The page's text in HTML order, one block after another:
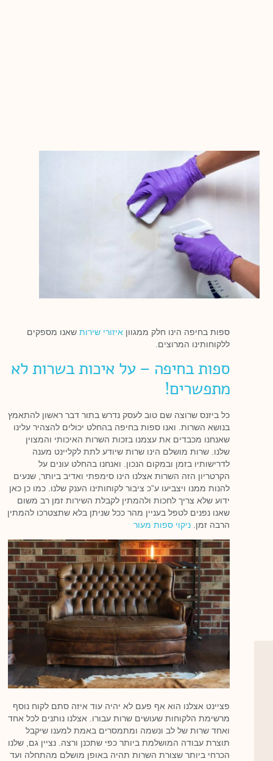
ספות בחיפה הינו חלק ממגוון איזורי שירותשאנו מספקים
ללקוחותינו המרוצים.
ספות בחיפה – על איכות בשרות לא
מתפשרים!
כל ביזנס שרוצה שם טוב לעסק נדרש בתור דבר ראשון להתאמץ
בנושא השרות. ואנו ספות בחיפה בהחלט יכולים להצהיר עלינו
שאנחנו מכבדים את עצמנו בזכות השרות האיכותי והמצוין
שלנו. שרות מושלם הינו שרות שיודע לתת לקליינט מענה
לדרישותיו בזמן ובמקום הנכון. ואנחנו בהחלט עונים על
הקרטריון הזה השרות אצלנו הינו סימפתי ואדיב ביותר, שנעים
להנות ממנו ויצביעו ע”כ ציבור לקוחותינו הענק שלנו. כמו כן כאן
ידוע שלא צריך לחכות ולהמתין לקבלת השירות זמן רב משום
שאנו נפנים לטפל בעניין מהר ככל שניתן בלא שתצטרכו להמתין
הרבה זמן. ניקוי ספות מעור
פציינט אצלנו הוא אף פעם לא יהיה עוד איזה סתם לקוח נוסף
מרשימת הלקוחות שעושים שרות עבורו. אצלנו נותנים לכל אחד
ואחד שרות של לב ונשמה ומתמסרים באמת למענו שיקבל
תוצרת עבודה המושלמת ביותר כפי שתכנן ורצה. נציין גם, שלנו
הכרחי ביותר שצורת השרות תהיה באופן מושלם מהתחלה ועד